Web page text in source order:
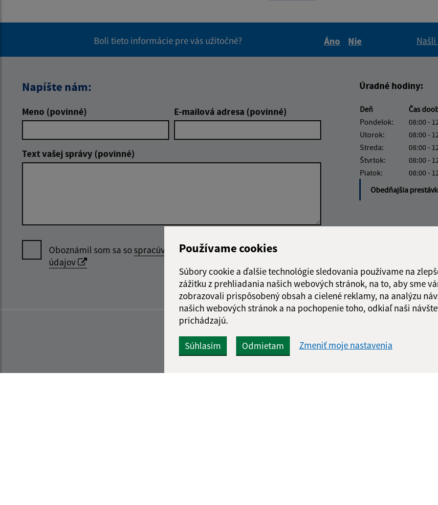
Používame cookies
Súbory cookie a ďalšie technológie sledovania používame na
zážitku z prehliadania našich webových stránok, na to, aby sme
zobrazovali prispôsobený obsah a cielené reklamy, na analýzu
našich webových stránok a na pochopenie toho, odkiaľ naši
prichádzajú.
Súhlasím Odmietam Zmeniť moje nastavenia
Boli tieto informácie pre vás užitočné?
Áno
Nie
Napíšte nám:
Meno (povinné) E-mailová adresa (povinné)
Text vašej správy (povinné)
Oboznámil som sa sospracúvaním osobných
údajov
Google reCaptcha Response
Odoslať
Úradné hodiny:
Deň Čas
Pondelok:
08:00 -
Utorok:
08:00 -
Streda:
08:00 -
Štvrtok:
08:00 -
Piatok:
08:00 -
Obedňajšia